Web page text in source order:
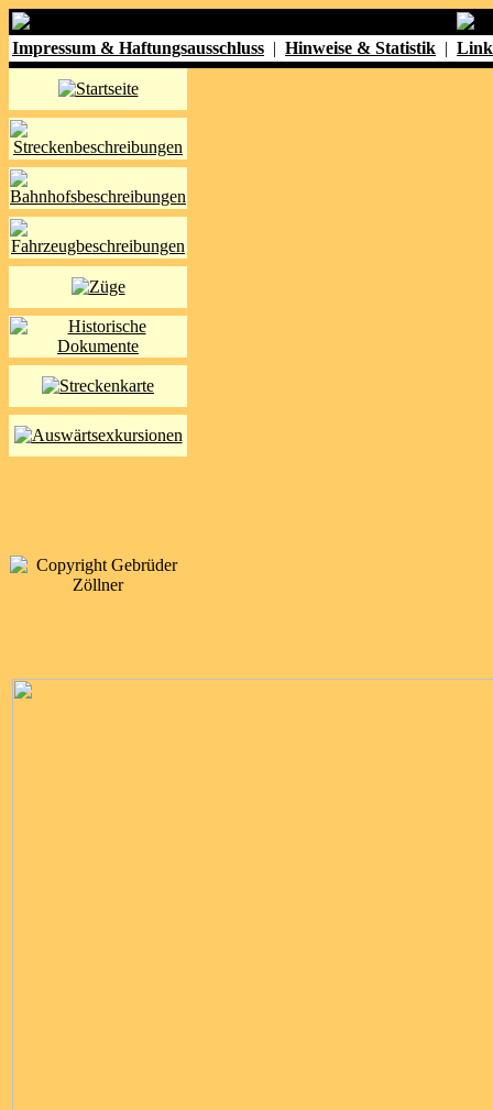
Impressum & Haftungsausschluss | Hinweise & Statistik |